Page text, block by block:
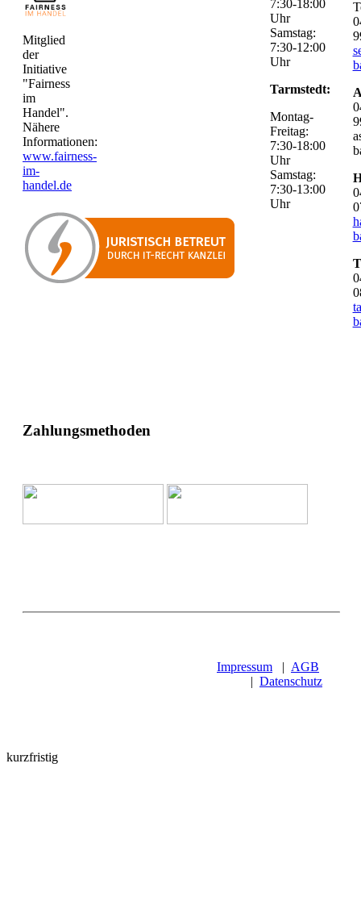
Mitglied
der
Initiative
"Fairness
im
Handel".
Nähere
Informationen:
www.fairness-
im-
handel.de
7:30-18:00
Uhr
Samstag:
7:30-12:00
Uhr
Tarmstedt:
Montag-
Freitag:
7:30-18:00
Uhr
Samstag:
7:30-13:00
Uhr
Zahlungsmethoden
Impressum | AGB
| Datenschutz
kurzfristig